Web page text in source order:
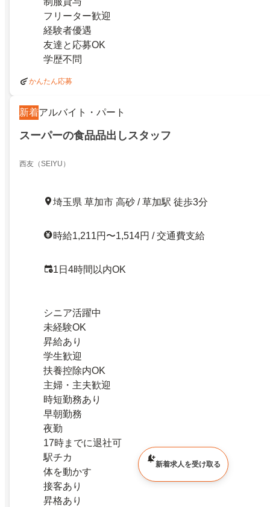
フリーター歓迎
経験者優遇
友達と応募OK
学歴不問
かんたん応募
新着アルバイト・パート
スーパーの食品品出しスタッフ
西友（SEIYU）
埼玉県 草加市 高砂 / 草加駅 徒歩3分
時給1,211円〜1,514円 / 交通費支給
1日4時間以内OK
シニア活躍中
未経験OK
昇給あり
学生歓迎
扶養控除内OK
主婦・主夫歓迎
時短勤務あり
早朝勤務
夜勤
17時までに退社可
駅チカ
体を動かす
接客あり
昇格あり
新着求人を受け取る